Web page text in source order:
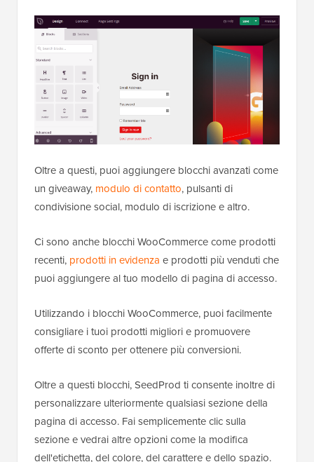
Oltre a questi, puoi aggiungere blocchi avanzati come
un giveaway, modulo di contatto, pulsanti di
condivisione social, modulo di iscrizione e altro.
Ci sono anche blocchi WooCommerce come prodotti
recenti, prodotti in evidenza e prodotti più venduti che
puoi aggiungere al tuo modello di pagina di accesso.
Utilizzando i blocchi WooCommerce, puoi facilmente
consigliare i tuoi prodotti migliori e promuovere
offerte di sconto per ottenere più conversioni.
Oltre a questi blocchi, SeedProd ti consente inoltre di
personalizzare ulteriormente qualsiasi sezione della
pagina di accesso. Fai semplicemente clic sulla
sezione e vedrai altre opzioni come la modifica
dell'etichetta, del colore, del carattere e dello spazio.